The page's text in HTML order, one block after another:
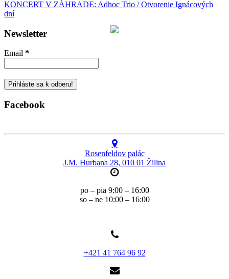
KONCERT V ZÁHRADE: Adhoc Trio / Otvorenie Ignácových
dní
Newsletter
Email *
Facebook
Rosenfeldov palác
J.M. Hurbana 28, 010 01 Žilina
po – pia 9:00 – 16:00
so – ne 10:00 – 16:00
+421 41 764 96 92